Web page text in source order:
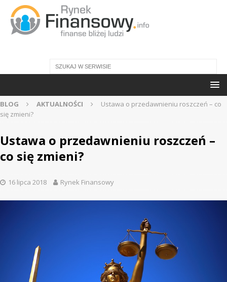
BLOG AKTUALNOŚCI
Ustawa o przedawnieniu roszczeń – co
się zmieni?
Ustawa o przedawnieniu roszczeń –
co się zmieni?
16 lipca 2018 Rynek Finansowy